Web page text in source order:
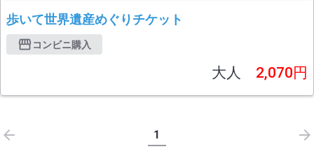
歩いて世界遺産めぐりチケット
コンビニ購入
大人 2,070円
1